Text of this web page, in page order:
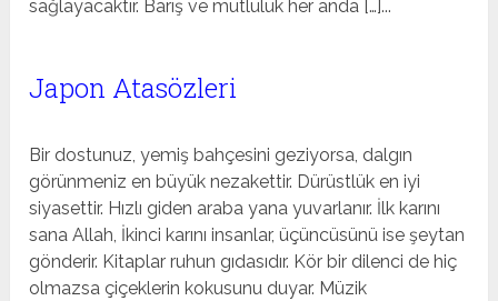
sağlayacaktır. Barış ve mutluluk her anda […]...
Japon Atasözleri
Bir dostunuz, yemiş bahçesini geziyorsa, dalgın
görünmeniz en büyük nezakettir. Dürüstlük en iyi
siyasettir. Hızlı giden araba yana yuvarlanır. İlk karını
sana Allah, İkinci karını insanlar, üçüncüsünü ise şeytan
gönderir. Kitaplar ruhun gıdasıdır. Kör bir dilenci de hiç
olmazsa çiçeklerin kokusunu duyar. Müzik